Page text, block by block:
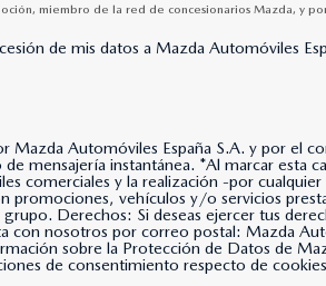
miembro de la red de concesionarios Mazda, y
de mis datos a Mazda Automóviles
Automóviles España S.A. y por el
Automóviles España, S.A. use tus datos para
comerciales y la realización -por
promociones, vehículos y/o servicios
grupo. Derechos: Si deseas ejercer tus
con nosotros por correo postal: Mazda
sobre la Protección de Datos de
de consentimiento respecto de